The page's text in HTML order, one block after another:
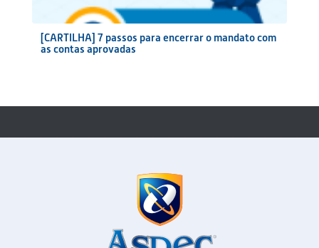
[CARTILHA] 7 passos para encerrar o mandato com
as contas aprovadas